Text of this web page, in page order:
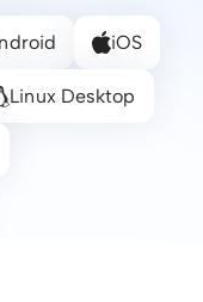
iOS
Linux Desktop